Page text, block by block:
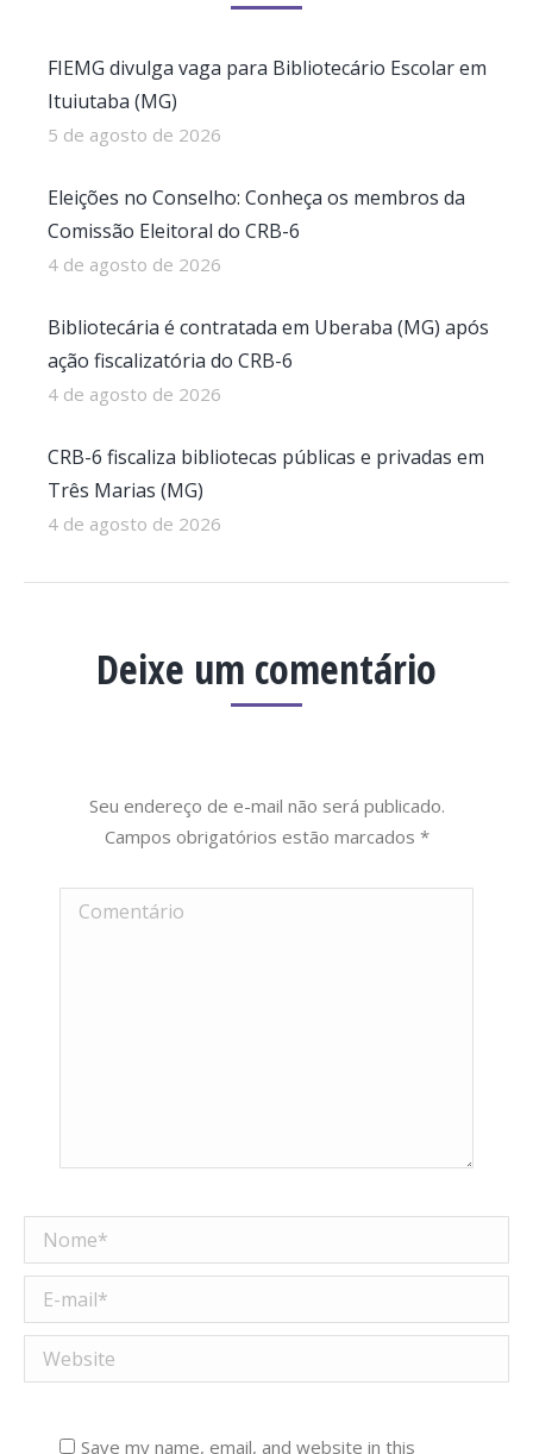
FIEMG divulga vaga para Bibliotecário Escolar em
Ituiutaba (MG)
5 de agosto de 2026
Eleições no Conselho: Conheça os membros da
Comissão Eleitoral do CRB-6
4 de agosto de 2026
Bibliotecária é contratada em Uberaba (MG) após
ação fiscalizatória do CRB-6
4 de agosto de 2026
CRB-6 fiscaliza bibliotecas públicas e privadas em
Três Marias (MG)
4 de agosto de 2026
Deixe um comentário
Seu endereço de e-mail não será publicado.
Campos obrigatórios estão marcados *
Comentário
Nome *
E-mail *
Website
Save my name, email, and website in this